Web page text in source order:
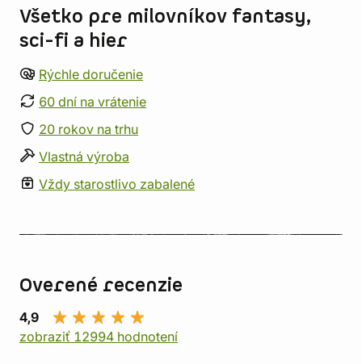
Všetko pre milovníkov fantasy,
sci-fi a hier
Rýchle doručenie
60 dní na vrátenie
20 rokov na trhu
Vlastná výroba
Vždy starostlivo zabalené
Overené recenzie
4,9
zobraziť 12994 hodnotení